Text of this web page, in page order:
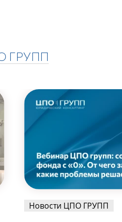
ГРУПП
Новости ЦПО ГРУПП